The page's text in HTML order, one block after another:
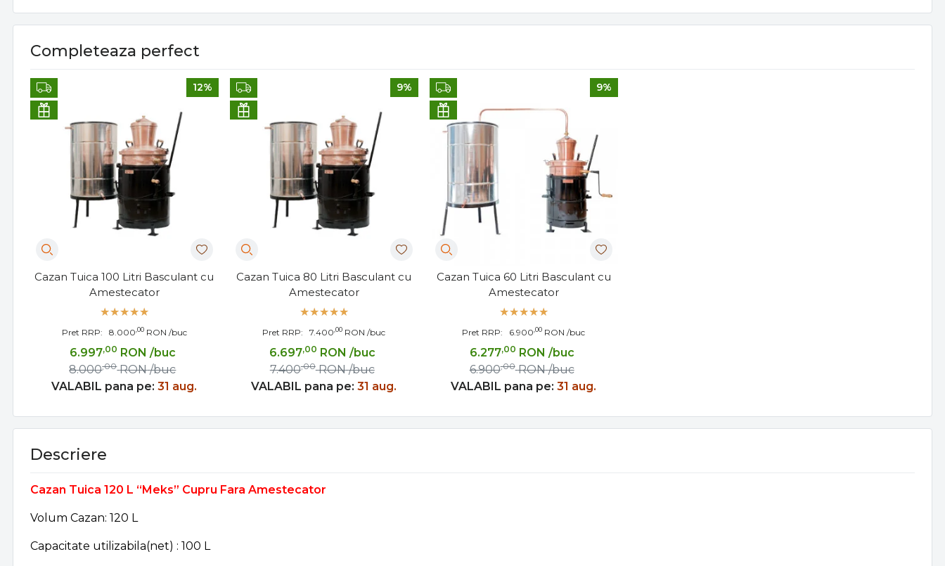
Completeaza perfect
12%
Cazan Tuica 100 Litri Basculant cu
Amestecator
Pret RRP: 8.000,00 RON /buc
6.997,00 RON /buc
8.000,00 RON /buc
VALABIL pana pe: 31 aug.
9%
Cazan Tuica 80 Litri Basculant cu
Amestecator
Pret RRP: 7.400,00 RON /buc
6.697,00 RON /buc
7.400,00 RON /buc
VALABIL pana pe: 31 aug.
9%
Cazan Tuica 60 Litri Basculant cu
Amestecator
Pret RRP: 6.900,00 RON /buc
6.277,00 RON /buc
6.900,00 RON /buc
VALABIL pana pe: 31 aug.
Descriere
Cazan Tuica 120 L “Meks” Cupru Fara Amestecator
Volum Cazan: 120 L
Capacitate utilizabila(net) : 100 L